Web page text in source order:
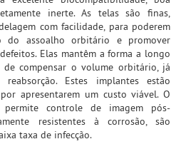
inerte. As telas são finas,
com facilidade, para poderem
do assoalho orbitário e promover
Elas mantêm a forma a longo
compensar o volume orbitário, já
Estes implantes estão
apresentarem um custo viável. O
controle de imagem pós-
resistentes à corrosão, são
taxa de infecção.